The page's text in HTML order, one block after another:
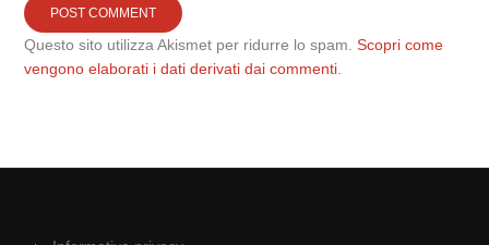
Questo sito utilizza Akismet per ridurre lo spam.Scopri come
vengono elaborati i dati derivati dai commenti